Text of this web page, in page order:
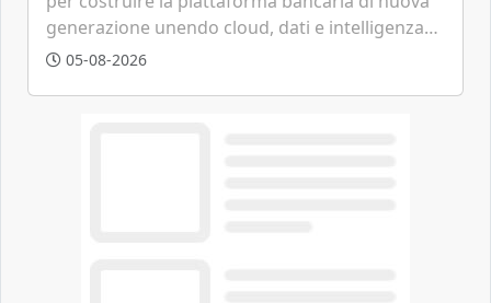
generazione unendo cloud, dati e intelligenza
artificiale.
05-08-2026